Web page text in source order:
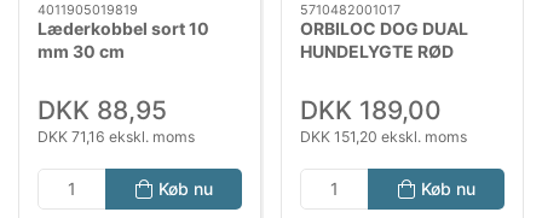
4011905019819
Læderkobbel sort 10
mm 30 cm
DKK 88,95
DKK 71,16 ekskl. moms
Køb nu
5710482001017
ORBILOC DOG DUAL
HUNDELYGTE RØD
DKK 189,00
DKK 151,20 ekskl. moms
Køb nu